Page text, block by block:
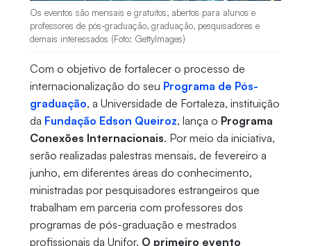
Os eventos são mensais e gratuitos, abertos para alunos e
professores de pós-graduação, graduação, pesquisadores e
demais interessados (Foto: GettyImages)
Com o objetivo de fortalecer o processo de
internacionalização do seu Programa de Pós-
graduação, a Universidade de Fortaleza, instituição
da Fundação Edson Queiroz, lança o Programa
Conexões Internacionais. Por meio da iniciativa,
serão realizadas palestras mensais, de fevereiro a
junho, em diferentes áreas do conhecimento,
ministradas por pesquisadores estrangeiros que
trabalham em parceria com professores dos
programas de pós-graduação e mestrados
profissionais da Unifor. O primeiro evento